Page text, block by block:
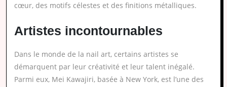
cœur, des motifs célestes et des finitions métalliques.
Artistes incontournables
Dans le monde de la nail art, certains artistes se
démarquent par leur créativité et leur talent inégalé.
Parmi eux, Mei Kawajiri, basée à New York, est l’une des